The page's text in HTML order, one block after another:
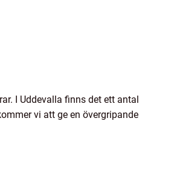
I Uddevalla finns det ett antal
vi att ge en övergripande